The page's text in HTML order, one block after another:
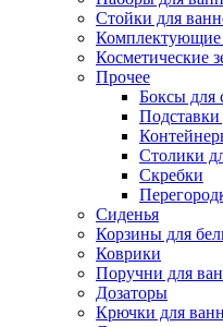
Стойки для
Комплектующие
Косметические
Прочее
Боксы для
Подставки
Столики
Скребки
Сиденья
Корзины для
Коврики
Поручни для
Дозаторы
Крючки для